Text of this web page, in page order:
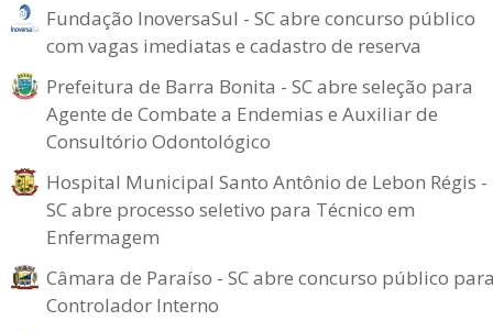
Fundação InoversaSul - SC abre concurso público
com vagas imediatas e cadastro de reserva
Prefeitura de Barra Bonita - SC abre seleção para
Agente de Combate a Endemias e Auxiliar de
Consultório Odontológico
Hospital Municipal Santo Antônio de Lebon Régis -
SC abre processo seletivo para Técnico em
Enfermagem
Câmara de Paraíso - SC abre concurso público
Controlador Interno